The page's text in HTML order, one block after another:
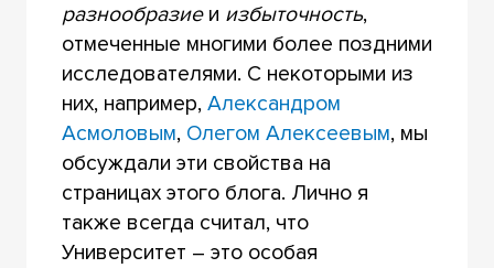
разнообразиеи избыточность,
отмеченные многими более поздними
исследователями. С некоторыми из
них, например, Александром
Асмоловым, Олегом Алексеевым, мы
обсуждали эти свойства на
страницах этого блога. Лично я
также всегда считал, что
Университет – это особая